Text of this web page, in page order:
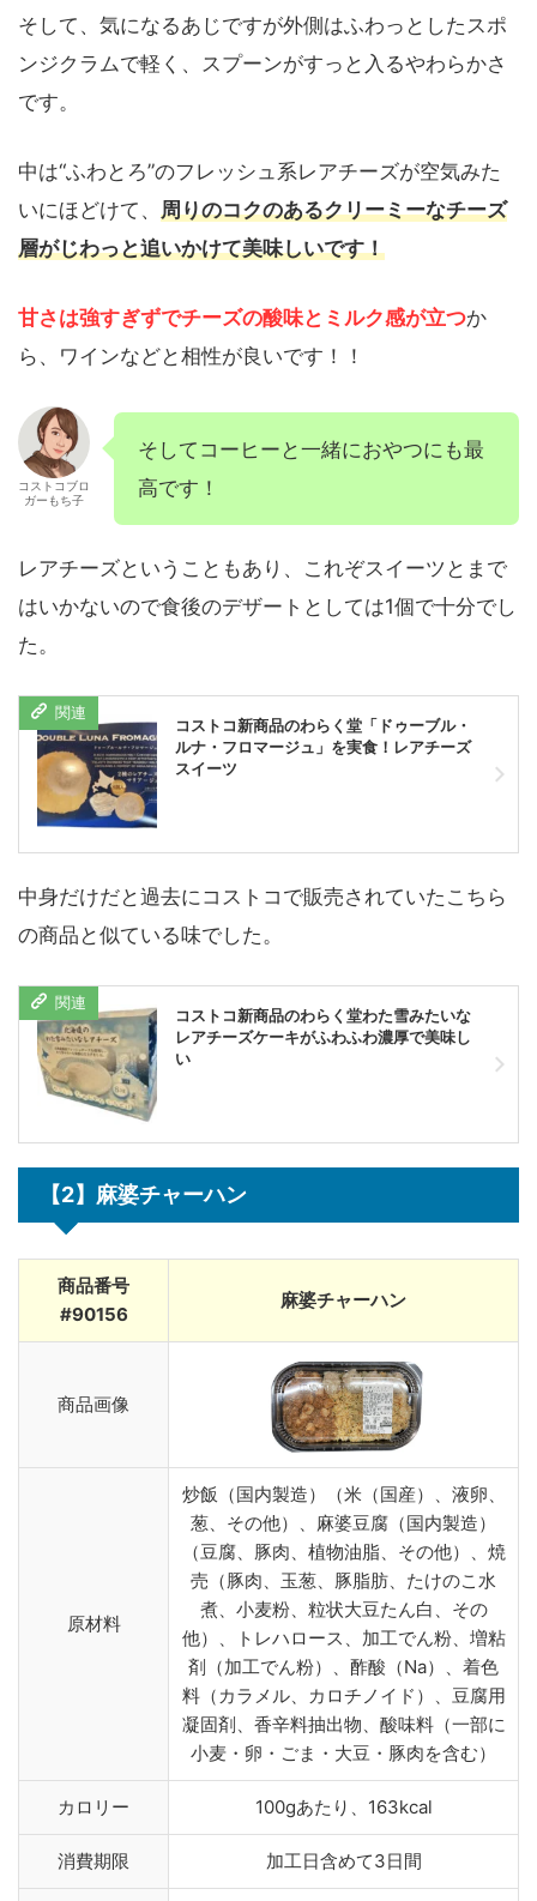
そして、気になるあじですが外側はふわっとしたスポ
ンジクラムで軽く、スプーンがすっと入るやわらかさ
です。
中は“ふわとろ”のフレッシュ系レアチーズが空気みた
いにほどけて、 周りのコクのあるクリーミーなチーズ
層がじわっと追いかけて美味しいです！
甘さ は強すぎずでチーズの酸味とミルク感が立つか
ら、ワインなどと相性が良いです！！
コストコブロ
ガーもち子
そしてコーヒーと一緒におやつにも最
高です！
レアチーズということもあり、これぞスイーツとまで
はいかないので食後のデザートとしては1個で十分でし
た。
コストコ新商品のわらく堂「ドゥーブル・
ルナ・フロマージュ」を実食！レアチーズ
スイーツ
中身だけだと過去にコストコで販売されていたこちら
の商品と似ている味でした。
コストコ新商品のわらく堂わた雪みたいな
レアチーズケーキがふわふわ濃厚で美味し
い
【2】麻婆チャーハン
商品番号
#90156
麻婆チャーハン
商品画像
原材料
炒飯（国内製造）（米（国産）、液卵、
葱、その他）、麻婆豆腐（国内製造）
（豆腐、豚肉、植物油脂、その他）、焼
売（豚肉、玉葱、豚脂肪、たけのこ水
煮、小麦粉、粒状大豆たん白、その
他）、トレハロース、加工でん粉、増粘
剤（加工でん粉）、酢酸（Na）、着色
料（カラメル、カロチノイド）、豆腐用
凝固剤、香辛料抽出物、酸味料（一部に
小麦・卵・ごま・大豆・豚肉を含む）
カロリー 100gあたり、163kcal
消費期限 加工日含めて3日間